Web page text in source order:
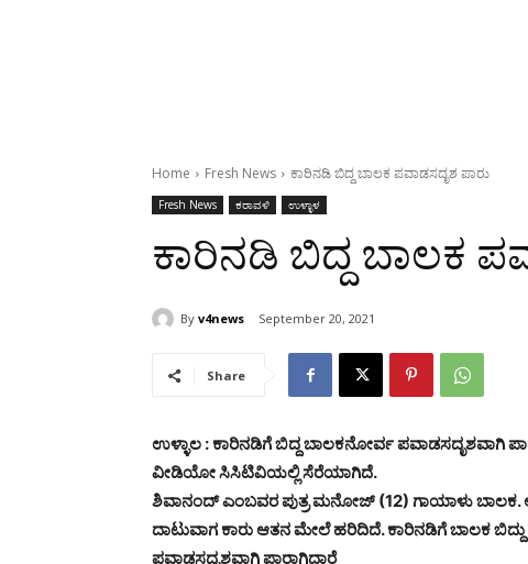
Home Fresh News ಕಾರಿನಡಿ ಬಿದ್ದ ಬಾಲಕ ಪವಾಡಸದೃಶ ಪಾರು
Fresh News ಕರಾವಳಿ ಉಳ್ಳಾಳ
ಕಾರಿನಡಿ ಬಿದ್ದ ಬಾಲಕ
By v4news September 20, 2021
Share
ಉಳ್ಳಾಲ : ಕಾರಿನಡಿಗೆ ಬಿದ್ದ ಬಾಲಕನೋರ್ವ ಪವಾಡಸದೃಶವಾಗಿ
ವೀಡಿಯೋ ಸಿಸಿಟಿವಿಯಲ್ಲಿ ಸೆರೆಯಾಗಿದೆ.
ಶಿವಾನಂದ್ ಎಂಬವರ ಪುತ್ರ ಮನೋಜ್ (12) ಗಾಯಾಳು
ದಾಟುವಾಗ ಕಾರು ಆತನ ಮೇಲೆ ಹರಿದಿದೆ. ಕಾರಿನಡಿಗೆ ಬಾಲಕ
ಪವಾಡಸದೃಶವಾಗಿ ಪಾರಾಗಿದ್ದಾರೆ